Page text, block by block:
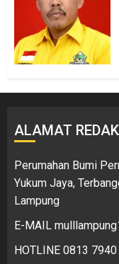
ALAMAT
Perumahan Bumi
Yukum Jaya,
Lampung
E-MAIL
HOTLINE 0813